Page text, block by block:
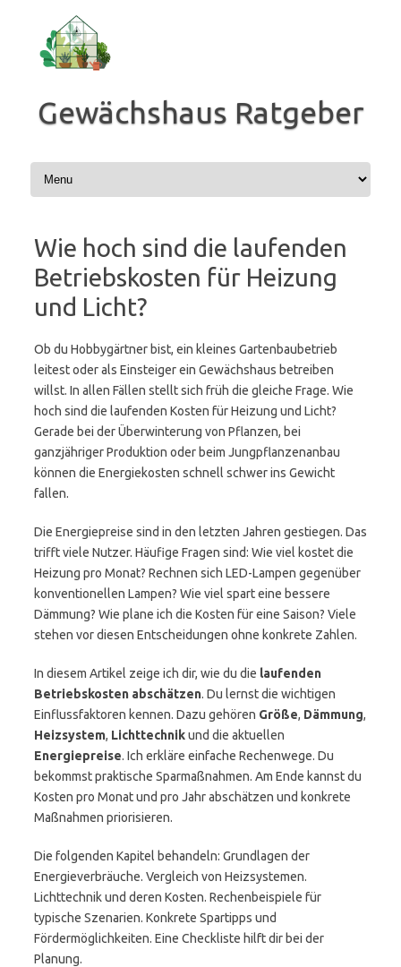
springen
Gewächshaus Ratgeber
Wie hoch sind die laufenden
Betriebskosten für Heizung
und Licht?
Ob du Hobbygärtner bist, ein kleines Gartenbaubetrieb
leitest oder als Einsteiger ein Gewächshaus betreiben
willst. In allen Fällen stellt sich früh die gleiche Frage. Wie
hoch sind die laufenden Kosten für Heizung und Licht?
Gerade bei der Überwinterung von Pflanzen, bei
ganzjähriger Produktion oder beim Jungpflanzenanbau
können die Energiekosten schnell schwer ins Gewicht
fallen.
Die Energiepreise sind in den letzten Jahren gestiegen. Das
trifft viele Nutzer. Häufige Fragen sind: Wie viel kostet die
Heizung pro Monat? Rechnen sich LED-Lampen gegenüber
konventionellen Lampen? Wie viel spart eine bessere
Dämmung? Wie plane ich die Kosten für eine Saison? Viele
stehen vor diesen Entscheidungen ohne konkrete Zahlen.
In diesem Artikel zeige ich dir, wie du die laufenden
Betriebskosten abschätzen. Du lernst die wichtigen
Einflussfaktoren kennen. Dazu gehören Größe, Dämmung,
Heizsystem, Lichttechnikund die aktuellen
Energiepreise. Ich erkläre einfache Rechenwege. Du
bekommst praktische Sparmaßnahmen. Am Ende kannst du
Kosten pro Monat und pro Jahr abschätzen und konkrete
Maßnahmen priorisieren.
Die folgenden Kapitel behandeln: Grundlagen der
Energieverbräuche. Vergleich von Heizsystemen.
Lichttechnik und deren Kosten. Rechenbeispiele für
typische Szenarien. Konkrete Spartipps und
Fördermöglichkeiten. Eine Checkliste hilft dir bei der
Planung.